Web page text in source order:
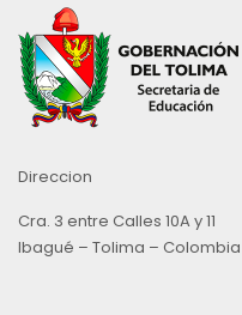
Direccion
Cra. 3 entre Calles 10A y 11
Ibagué – Tolima – Colombia